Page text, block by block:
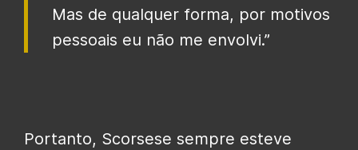
Mas de qualquer forma, por motivos
pessoais eu não me envolvi.”
Portanto, Scorsese sempre esteve